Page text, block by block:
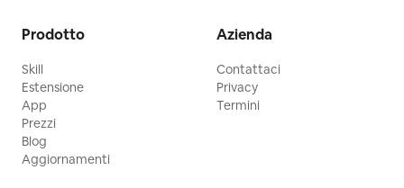
Prodotto
Skill
Estensione
App
Prezzi
Blog
Aggiornamenti
Azienda
Contattaci
Privacy
Termini